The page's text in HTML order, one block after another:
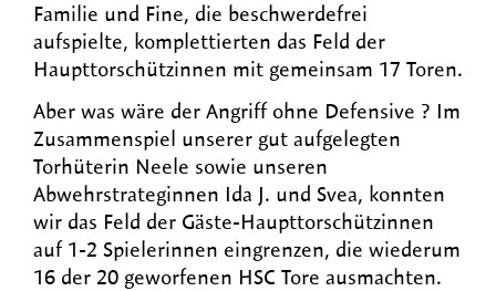
Familie und Fine, die beschwerdefrei
aufspielte, komplettierten das Feld der
Haupttorschützinnen mit gemeinsam 17 Toren.
Aber was wäre der Angriff ohne Defensive ? Im
Zusammenspiel unserer gut aufgelegten
Torhüterin Neele sowie unseren
Abwehrstrateginnen Ida J. und Svea, konnten
wir das Feld der Gäste-Haupttorschützinnen
auf 1-2 Spielerinnen eingrenzen, die wiederum
16 der 20 geworfenen HSC Tore ausmachten.